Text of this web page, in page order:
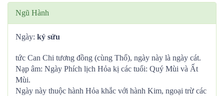
Ngũ Hành
Ngày: kỷ sửu
tức Can Chi tương đồng (cùng Thổ), ngày này là ngày cát.
Nạp âm: Ngày Phích lịch Hỏa kị các tuổi: Quý Mùi và Ất
Mùi.
Ngày này thuộc hành Hỏa khắc với hành Kim, ngoại trừ các